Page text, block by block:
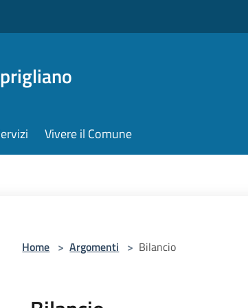
Vivere il Comune
Home > Argomenti > Bilancio